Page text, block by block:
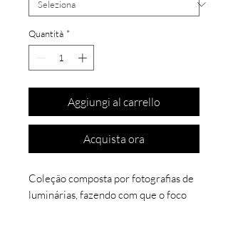
Quantità *
Aggiungi al carrello
Acquista ora
Coleção composta por fotografias de
luminárias, fazendo com que o foco